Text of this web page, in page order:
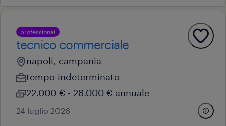
professional
tecnico commerciale
napoli, campania
tempo indeterminato
22.000 € - 28.000 € annuale
24 luglio 2026